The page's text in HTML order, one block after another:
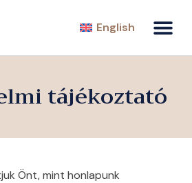
English
tájékoztató
Önt, mint honlapunk